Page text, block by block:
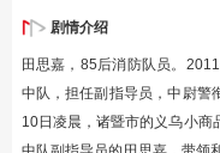
剧情介绍
田思嘉，85后消防队员。
中队，担任副指导员，中尉警
10日凌晨，诸暨市的义乌小商